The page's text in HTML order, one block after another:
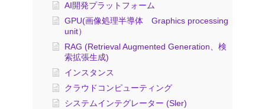
AI開発プラットフォーム
GPU(画像処理半導体 Graphics processing
unit）
RAG (Retrieval Augmented Generation、検
索拡張生成)
インスタンス
クラウドコンピューティング
システムインテグレーター (Sler)